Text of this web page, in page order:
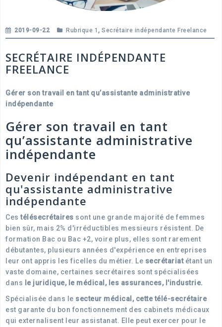
2019-09-22 Rubrique 1 , Secrétaire indépendante Freelance
SECRÉTAIRE INDÉPENDANTE
FREELANCE
Gérer son travail en tant qu’assistante administrative
indépendante
Gérer son travail en tant
qu’assistante administrative
indépendante
Devenir indépendant en tant
qu'assistante administrative
indépendante
Cestélésecrétaires sont une grande majorité de femmes
bien sûr, mais 2% d'irréductibles messieurs résistent. De
formation Bac ou Bac +2, voire plus, elles sont rarement
débutantes, plusieurs années d'expérience en entreprises
leur ont appris les ficelles du métier. Le secrétariat étant un
vaste domaine, certaines secrétaires sont spécialisées
dans
le juridique, le médical, les assurances, l'industrie.
Spécialisée dans le secteur médical, cette télé-secrétaire
est garante du bon fonctionnement des cabinets médicaux
qui externalisent leur assistanat. Elle peut exercer pour le